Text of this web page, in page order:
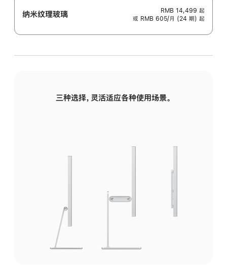
纳米纹理玻璃 RMB 14,499 起
或 RMB 605/月 (24 期) 起
三种选择，灵活适应各种使用场景。